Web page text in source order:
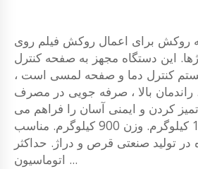
روکش برای اعمال روکش فیلم روی
این دستگاه مجهز به صفحه کنترل
کنترل دما و صفحه لمسی است ،
بالا ، صرفه جویی در مصرف
کردن و ایمنی آسان را فراهم می
کند. بارگیری 150 کیلوگرم. وزن 900 کیلوگرم. مناسب
در تولید صنعتی قرص و دراژ. حداکثر
اتوماسیون ...